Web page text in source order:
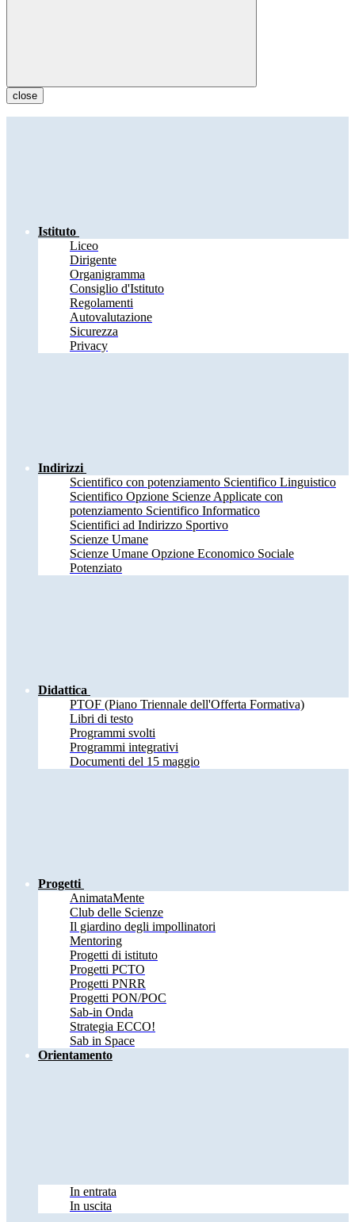
close
Istituto
Liceo
Dirigente
Organigramma
Consiglio d'Istituto
Regolamenti
Autovalutazione
Sicurezza
Privacy
Indirizzi
Scientifico con potenziamento Scientifico Linguistico
Scientifico Opzione Scienze Applicate con
potenziamento Scientifico Informatico
Scientifici ad Indirizzo Sportivo
Scienze Umane
Scienze Umane Opzione Economico Sociale
Potenziato
Didattica
PTOF (Piano Triennale dell'Offerta Formativa)
Libri di testo
Programmi svolti
Programmi integrativi
Documenti del 15 maggio
Progetti
AnimataMente
Club delle Scienze
Il giardino degli impollinatori
Mentoring
Progetti di istituto
Progetti PCTO
Progetti PNRR
Progetti PON/POC
Sab-in Onda
Strategia ECCO!
Sab in Space
Orientamento
In entrata
In uscita